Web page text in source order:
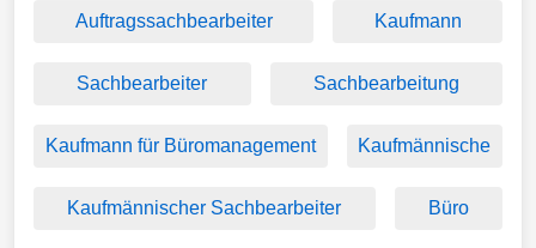
Auftragssachbearbeiter Kaufmann
Sachbearbeiter Sachbearbeitung
Kaufmann für Büromanagement Kaufmännische
Kaufmännischer Sachbearbeiter Büro